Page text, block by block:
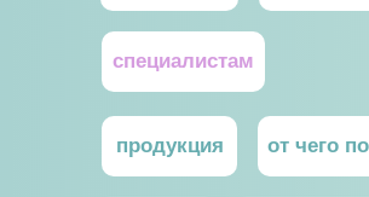
продукция от чего
специалистам